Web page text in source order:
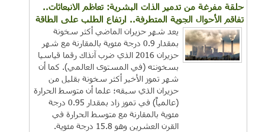
حلقة مفرغة من تدمير الذات البشرية: تعاظم الانبعاثات..
تفاقم الأحوال الجوية المتطرفة.. ارتفاع الطلب على الطاقة
يعد شهر حزيران الماضي أكثر سخونة
بمقدار 0.9 درجة مئوية بالمقارنة مع شهر
حزيران 2016 الذي ضرب آنذاك رقما قياسيا
بسخونته (في المستوى العالمي). كما أن
شهر تموز الأخير أكثر سخونة بقليل من
حزيران الذي سبقه؛ علما أن متوسط الحرارة
(عالمياً) في تموز زاد بمقدار 0.95 درجة
مئوية بالمقارنة مع متوسط الحرارة في
القرن العشرين وهو 15.8 درجة مئوية.